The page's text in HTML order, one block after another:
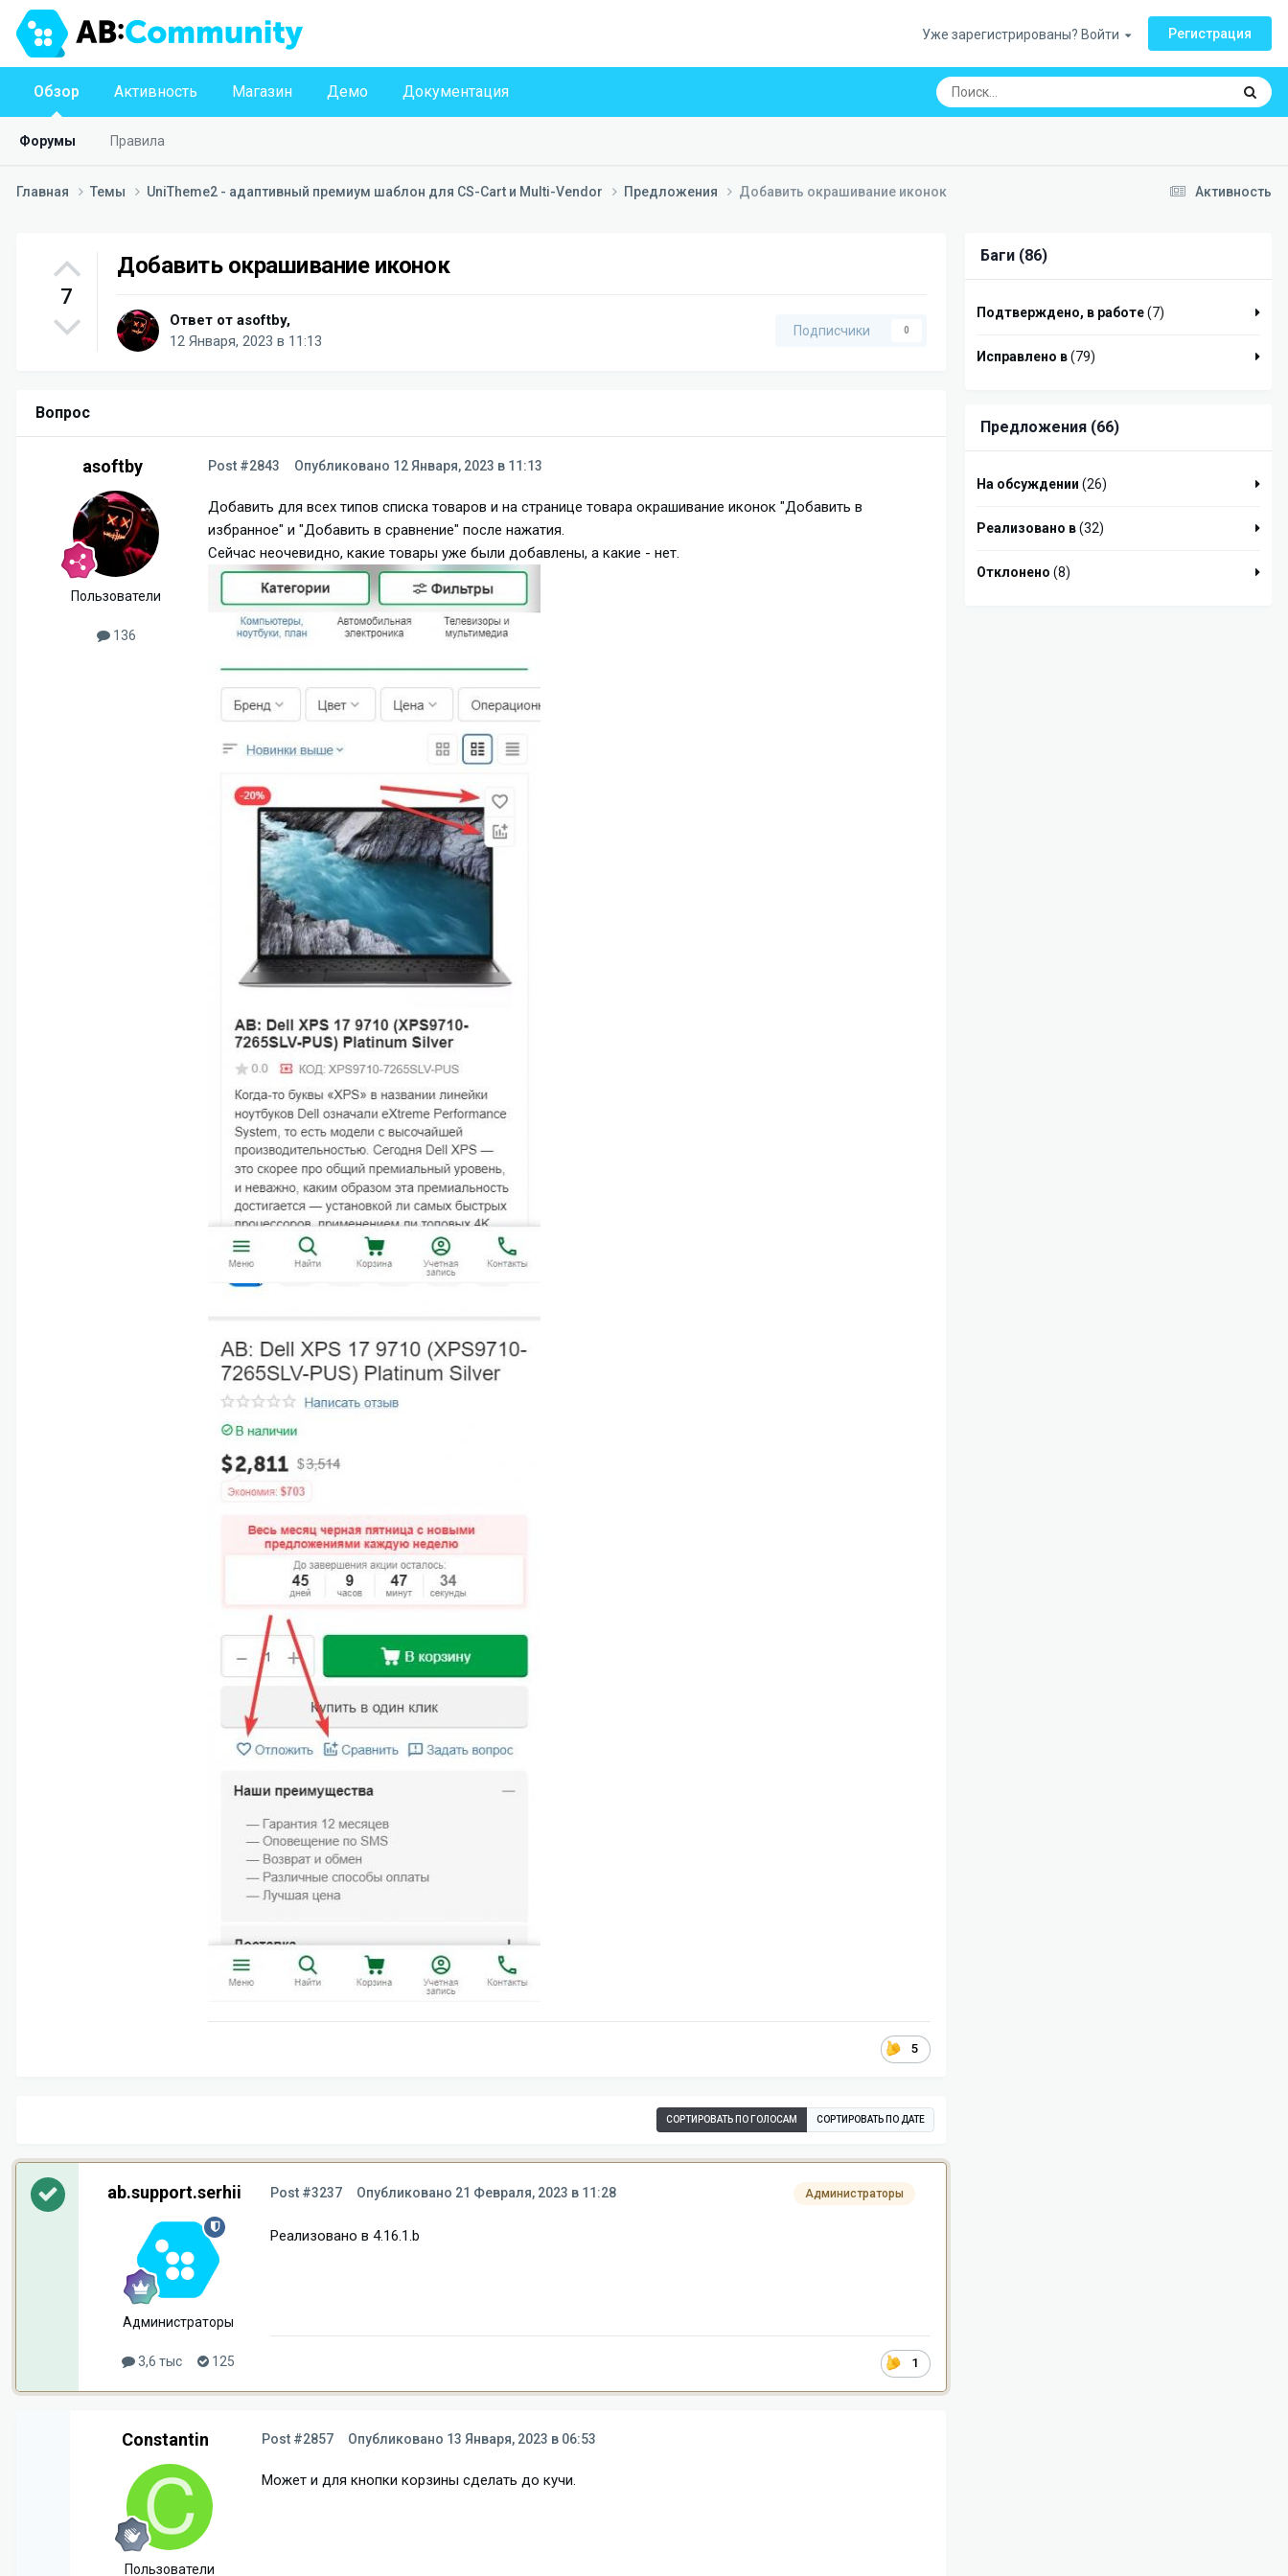
Уже зарегистрированы? Войти Регистрация
Обзор
Форумы Правила
Активность Магазин Демо Документация
Активность
Главная Темы UniTheme2 - адаптивный премиум шаблон для CS-Cart и Multi-Vendor Предложения Добавить окрашивание иконок
7
Добавить окрашивание иконок
Ответ от asoftby,
12 Января, 2023 в 11:13
Подписчики 0
Вопрос
asoftby
Пользователи
136
Post #2843 Опубликовано 12 Января, 2023 в 11:13
Добавить для всех типов списка товаров и на странице товара окрашивание иконок "Добавить в
избранное" и "Добавить в сравнение" после нажатия.
Сейчас неочевидно, какие товары уже были добавлены, а какие - нет.
5
СОРТИРОВАТЬ ПО ГОЛОСАМ СОРТИРОВАТЬ ПО ДАТЕ
ab.support.serhii
Администраторы
3,6 тыс 125
Администраторы
Post #3237 Опубликовано 21 Февраля, 2023 в 11:28
Реализовано в 4.16.1.b
1
Constantin
Пользователи
Post #2857 Опубликовано 13 Января, 2023 в 06:53
Может и для кнопки корзины сделать до кучи.
Баги (86)
Подтверждено, в работе(7)
Исправлено в(79)
Предложения (66)
На обсуждении (26)
Реализовано в(32)
Отклонено (8)